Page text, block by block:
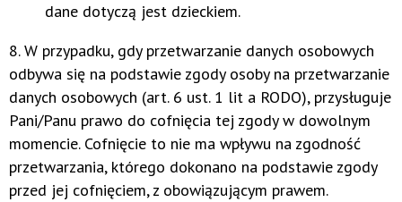
dane dotyczą jest dzieckiem.
8. W przypadku, gdy przetwarzanie danych osobowych
odbywa się na podstawie zgody osoby na przetwarzanie
danych osobowych (art. 6 ust. 1 lit a RODO), przysługuje
Pani/Panu prawo do cofnięcia tej zgodyw dowolnym
momencie. Cofnięcie to nie ma wpływu na zgodność
przetwarzania, którego dokonano na podstawie zgody
przed jej cofnięciem, z obowiązującym prawem.